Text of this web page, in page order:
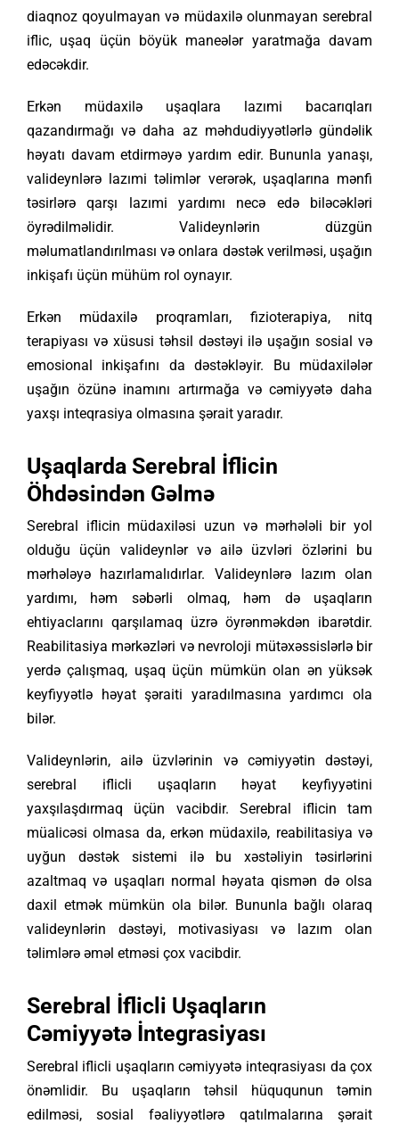
diaqnoz qoyulmayan və müdaxilə olunmayan serebral
iflic, uşaq üçün böyük maneələr yaratmağa davam
edəcəkdir.
Erkən müdaxilə uşaqlara lazımi bacarıqları
qazandırmağı və daha az məhdudiyyətlərlə gündəlik
həyatı davam etdirməyə yardım edir. Bununla yanaşı,
valideynlərə lazımi təlimlər verərək, uşaqlarına mənfi
təsirlərə qarşı lazımi yardımı necə edə biləcəkləri
öyrədilməlidir. Valideynlərin düzgün
məlumatlandırılması və onlara dəstək verilməsi, uşağın
inkişafı üçün mühüm rol oynayır.
Erkən müdaxilə proqramları, fizioterapiya, nitq
terapiyası və xüsusi təhsil dəstəyi ilə uşağın sosial və
emosional inkişafını da dəstəkləyir. Bu müdaxilələr
uşağın özünə inamını artırmağa və cəmiyyətə daha
yaxşı inteqrasiya olmasına şərait yaradır.
Uşaqlarda Serebral İflicin
Öhdəsindən Gəlmə
Serebral iflicin müdaxiləsi uzun və mərhələli bir yol
olduğu üçün valideynlər və ailə üzvləri özlərini bu
mərhələyə hazırlamalıdırlar. Valideynlərə lazım olan
yardımı, həm səbərli olmaq, həm də uşaqların
ehtiyaclarını qarşılamaq üzrə öyrənməkdən ibarətdir.
Reabilitasiya mərkəzləri və nevroloji mütəxəssislərlə bir
yerdə çalışmaq, uşaq üçün mümkün olan ən yüksək
keyfiyyətlə həyat şəraiti yaradılmasına yardımcı ola
bilər.
Valideynlərin, ailə üzvlərinin və cəmiyyətin dəstəyi,
serebral iflicli uşaqların həyat keyfiyyətini
yaxşılaşdırmaq üçün vacibdir. Serebral iflicin tam
müalicəsi olmasa da, erkən müdaxilə, reabilitasiya və
uyğun dəstək sistemi ilə bu xəstəliyin təsirlərini
azaltmaq və uşaqları normal həyata qismən də olsa
daxil etmək mümkün ola bilər. Bununla bağlı olaraq
valideynlərin dəstəyi, motivasiyası və lazım olan
təlimlərə əməl etməsi çox vacibdir.
Serebral İflicli Uşaqların
Cəmiyyətə İntegrasiyası
Serebral iflicli uşaqların cəmiyyətə inteqrasiyası da çox
önəmlidir. Bu uşaqların təhsil hüququnun təmin
edilməsi, sosial fəaliyyətlərə qatılmalarına şərait